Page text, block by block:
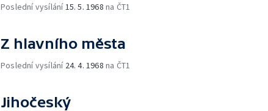
Poslední vysílání 15. 5. 1968 na ČT1
Z hlavního města
Poslední vysílání 24. 4. 1968 na ČT1
Jihočeský